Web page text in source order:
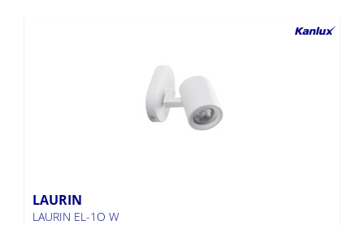
LAURIN
LAURIN EL-1O W